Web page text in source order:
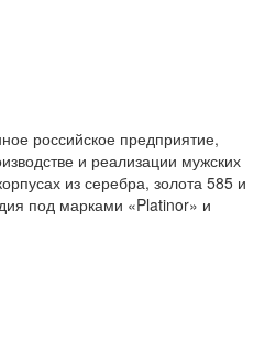
российское предприятие,
и реализации мужских
из серебра, золота 585 и
под марками «Platinor» и